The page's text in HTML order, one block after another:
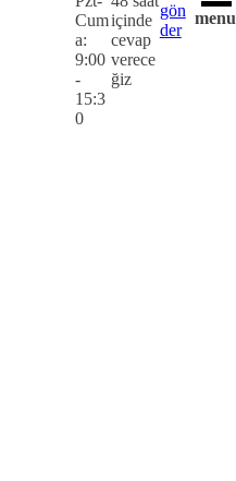
Cum
a:
9:00
-
15:3
0
içinde
cevap
verece
ğiz
gön
der
menu